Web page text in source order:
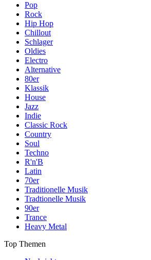
Pop
Rock
Hip Hop
Chillout
Schlager
Oldies
Electro
Alternative
80er
Klassik
House
Jazz
Indie
Classic Rock
Country
Soul
Techno
R'n'B
Latin
70er
Traditionelle Musik
Tradtionelle Musik
90er
Trance
Heavy Metal
Top Themen